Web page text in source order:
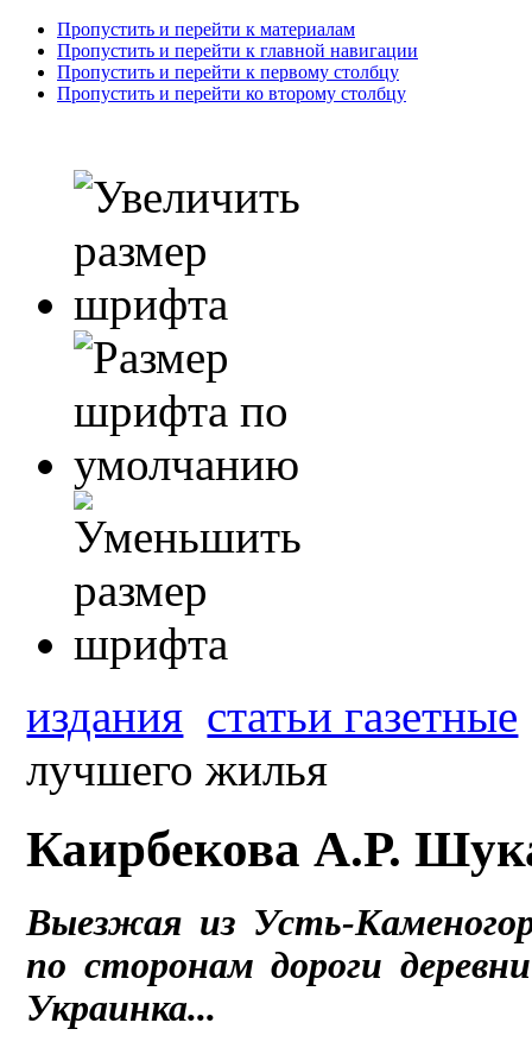
Пропустить и перейти к материалам
Пропустить и перейти к главной навигации
Пропустить и перейти к первому столбцу
Пропустить и перейти ко второму столбцу
издания статьи газетные
лучшего жилья
Каирбекова А.Р.
Выезжая из Усть-
по сторонам дороги
Украинка...